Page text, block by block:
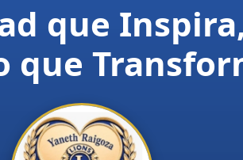
que
que